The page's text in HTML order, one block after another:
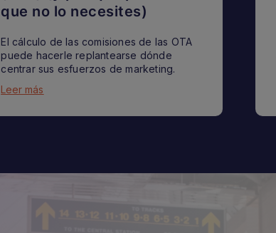
que no lo necesites)
El cálculo de las comisiones de las OTA
puede hacerle replantearse dónde
centrar sus esfuerzos de marketing.
Leer más